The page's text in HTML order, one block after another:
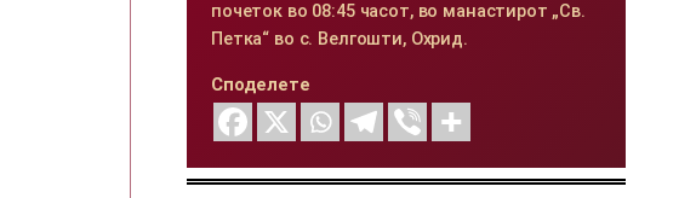
почеток во 08:45 часот, во манастирот „Св.
Петка“ во с. Велгошти, Охрид.
Споделете